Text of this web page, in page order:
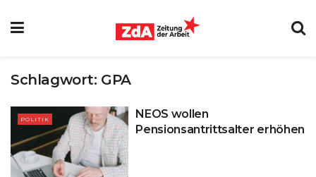
Schlagwort: GPA
POLITIK
NEOS wollen
Pensionsantrittsalter erhöhen